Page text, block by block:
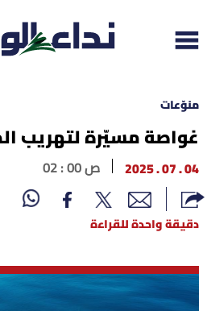
إقرأ الجريدة
لبنان
نداء اليوم
منوّعات
غواصة مسيّرة لتهريب
04 . 07 . 2025 02 : 00 ص
دقيقة واحدة للقراءة